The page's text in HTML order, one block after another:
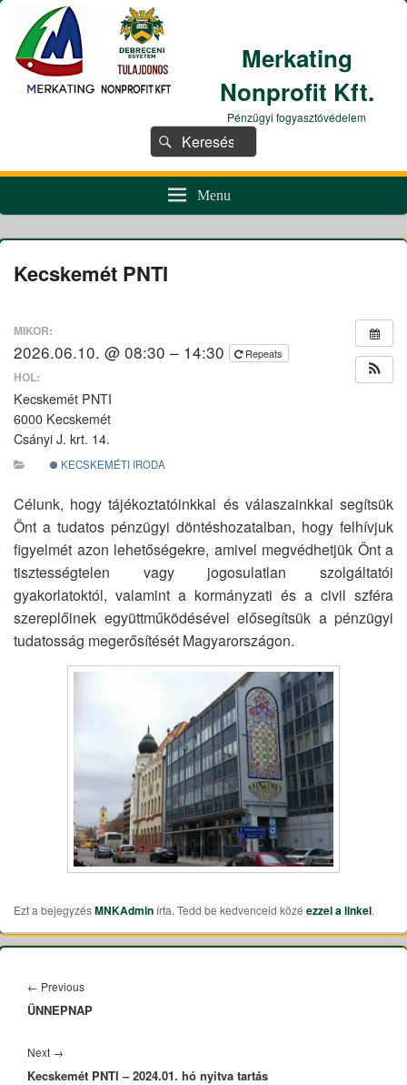
Merkating
Nonprofit Kft.
Pénzügyi fogyasztóvédelem
Search
for:
Search
Menu
Kecskemét PNTI
MIKOR:
2026.06.10. @ 08:30 – 14:30 Repeats
HOL:
Kecskemét PNTI
6000 Kecskemét
Csányi J. krt. 14.
KECSKEMÉTI IRODA
Célunk, hogy tájékoztatóinkkal és válaszainkkal segítsük
Önt a tudatos pénzügyi döntéshozatalban, hogy felhívjuk
figyelmét azon lehetőségekre, amivel megvédhetjük Önt a
tisztességtelen vagy jogosulatlan szolgáltatói
gyakorlatoktól, valamint a kormányzati és a civil szféra
szereplőinek együttműködésével elősegítsük a pénzügyi
tudatosság megerősítését Magyarországon.
Ezt a bejegyzésMNKAdmin írta. Tedd be kedvenceid közé ezzel a linkel.
navigáció
← Previous
post:
ÜNNEPNAP
Next →
post:
Kecskemét PNTI – 2024.01. hó nyitva tartás